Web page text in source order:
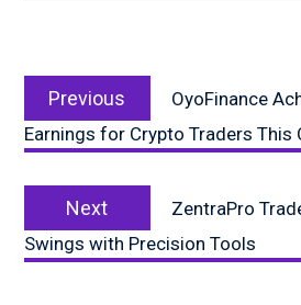
navigation
Previous
post:
OyoFinance
Earnings for Crypto Traders This
Next
post:
ZentraPro
Swings with Precision Tools